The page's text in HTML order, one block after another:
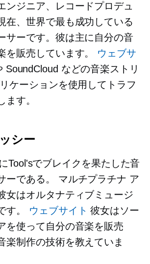
ンジニア、レコードプロデュ
在、世界で最も成功している
サーです。彼は主に自分の音
を販売しています。 ウェブサ
SoundCloud などの音楽ストリ
ケーションを使用してトラフ
ます。
シー
Tool'sでブレイクを果たした音
ーである。 マルチプラチナ ア
女はオルタナティブミュージ
す。 ウェブサイト 彼女はソー
を使って自分の音楽を販売
楽制作の技術を教えていま